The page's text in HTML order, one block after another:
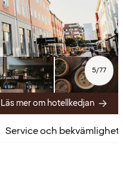
5/77
Läs mer om hotellkedjan
Service och